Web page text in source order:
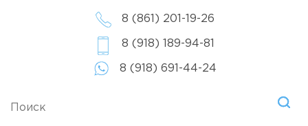
8 (861) 201-19-26
8 (918) 189-94-81
8 (918) 691-44-24